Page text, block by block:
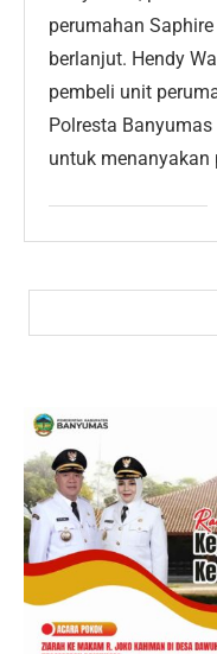
perumahan
berlanjut. Hendy
pembeli unit
Polresta
untuk